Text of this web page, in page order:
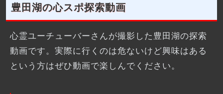
豊田湖の心スポ探索動画
心霊ユーチューバーさんが撮影した豊田湖の探索
動画です。実際に行くのは危ないけど興味はある
という方はぜひ動画で楽しんでください。